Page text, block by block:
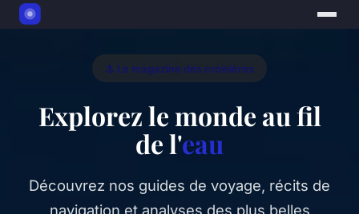
⚓ Le magazine des croisières
Explorez le monde au fil
de l'eau
Découvrez nos guides de voyage, récits de
navigation et analyses des plus belles